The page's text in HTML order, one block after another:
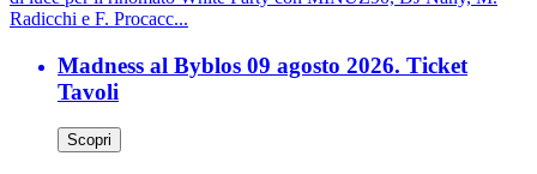
Radicchi e F. Procacc...
Madness al Byblos 09 agosto 2026. Ticket
Tavoli
Scopri